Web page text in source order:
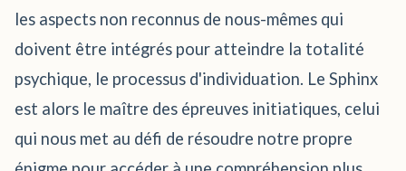
les aspects non reconnus de nous-mêmes qui
doivent être intégrés pour atteindre la totalité
psychique, le processus d'individuation. Le Sphinx
est alors le maître des épreuves initiatiques, celui
qui nous met au défi de résoudre notre propre